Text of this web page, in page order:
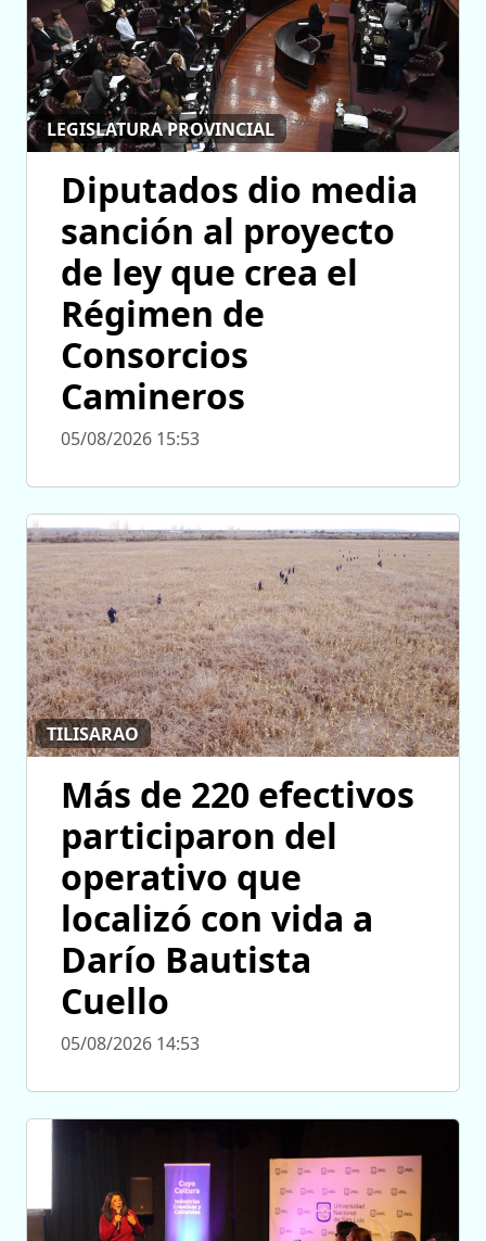
LEGISLATURA PROVINCIAL
Diputados dio media
sanción al proyecto
de ley que crea el
Régimen de
Consorcios
Camineros
05/08/2026 15:53
TILISARAO
Más de 220 efectivos
participaron del
operativo que
localizó con vida a
Darío Bautista
Cuello
05/08/2026 14:53